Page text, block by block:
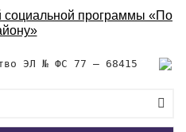
ЭЛ № ФС 77 – 68415